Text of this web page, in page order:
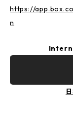
https://
n